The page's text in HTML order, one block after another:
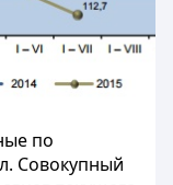
по
Совокупный